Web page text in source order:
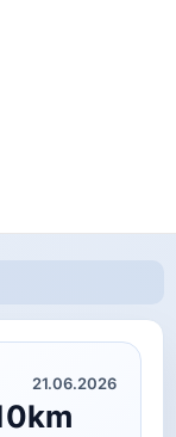
21.06.2026